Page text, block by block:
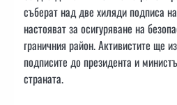
съберат над две хиляди подписа
настояват за осигуряване на
граничния район. Активистите ще
подписите до президента и
страната.